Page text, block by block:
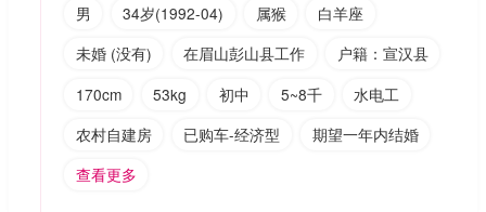
男 34岁(1992-04) 属猴
白羊座
未婚 (没有)
在眉山彭山县工作
户籍：宣汉县
170cm
53kg 初中 5~8千
水电工
农村自建房
已购车-经济型
期望一年内结婚
查看更多